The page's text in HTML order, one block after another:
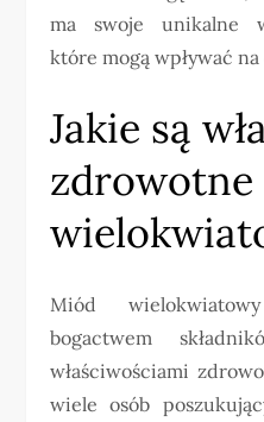
ma swoje unikalne
które mogą wpływać
Jakie są
Miód
bogactwem
właściwościami
wiele osób